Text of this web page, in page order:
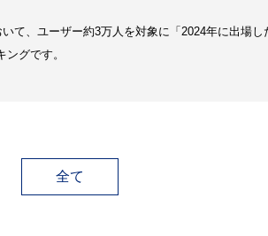
て、ユーザー約3万人を対象に「2024年に出場
グです。
全て